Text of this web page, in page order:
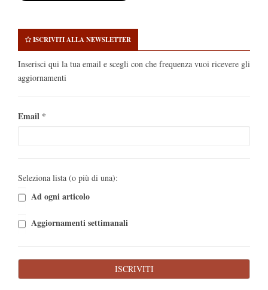
ISCRIVITI ALLA NEWSLETTER
Inserisci qui la tua email e scegli con che frequenza vuoi ricevere gli
aggiornamenti
Email *
Seleziona lista (o più di una):
Ad ogni articolo
Aggiornamenti settimanali